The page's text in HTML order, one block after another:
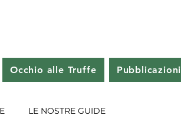
Occhio alle Truffe Pubblicazioni
LE NOSTRE GUIDE